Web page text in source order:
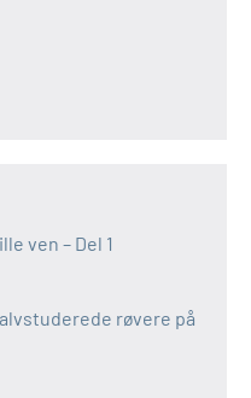
ven – Del 1
røvere på